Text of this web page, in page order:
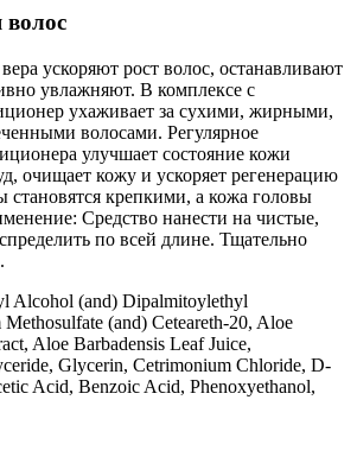
волос
ускоряют рост волос, останавливают
увлажняют. В комплексе с
ухаживает за сухими, жирными,
волосами. Регулярное
улучшает состояние кожи
очищает кожу и ускоряет регенерацию
становятся крепкими, а кожа головы
Средство нанести на чистые,
по всей длине. Тщательно
Alcohol (and) Dipalmitoylethyl
(and) Ceteareth-20, Aloe
Aloe Barbadensis Leaf Juice,
Glycerin, Cetrimonium Chloride, D-
Acid, Benzoic Acid, Phenoxyethanol,